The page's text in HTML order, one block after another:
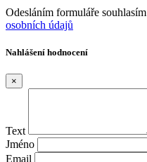
Odesláním formuláře
osobních údajů
Nahlášení hodnocení
×
Text
Jméno
Email